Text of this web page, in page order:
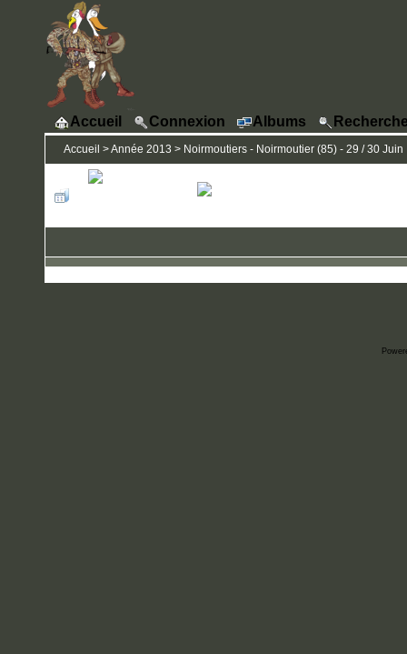
Accueil Connexion Albums
Accueil >Année 2013 > Noirmoutiers - Noirmoutier (85) - 29 / 30 Juin